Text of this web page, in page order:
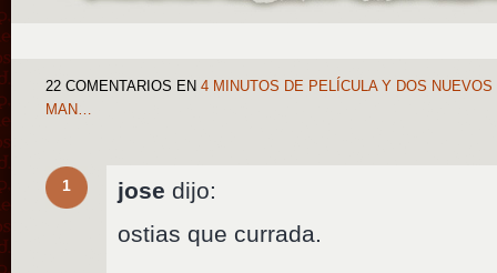
22 COMENTARIOS EN 4 MINUTOS DE PELÍCULA Y DOS
MAN…
1 jose dijo:
ostias que currada.